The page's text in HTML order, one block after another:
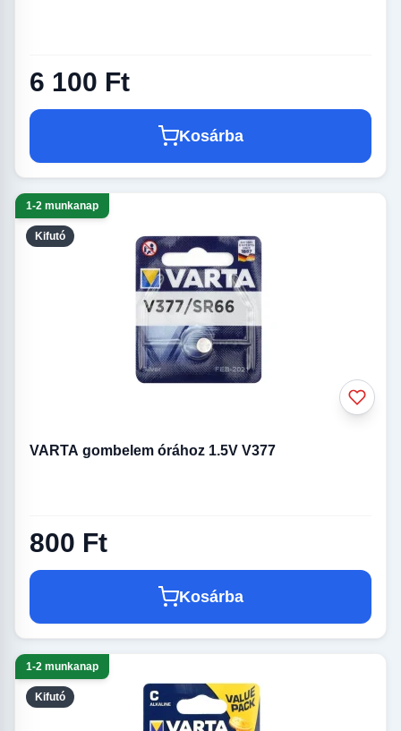
6 100 Ft
Kosárba
Kifutó
1-2 munkanap
VARTA gombelem órához 1.5V V377
800 Ft
Kosárba
Kifutó
1-2 munkanap